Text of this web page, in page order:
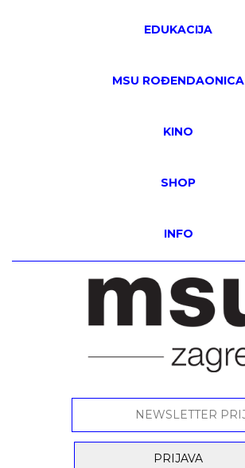
EDUKACIJA
MSU ROĐENDAONICA
KINO
SHOP
INFO